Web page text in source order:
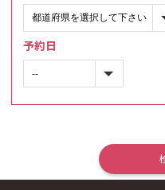
予約日